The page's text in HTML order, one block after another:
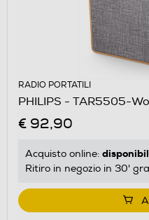
RADIO PORTATILI
PHILIPS - TAR5505-
€ 92,90
Acquisto online:
Ritiro in negozio in 30'